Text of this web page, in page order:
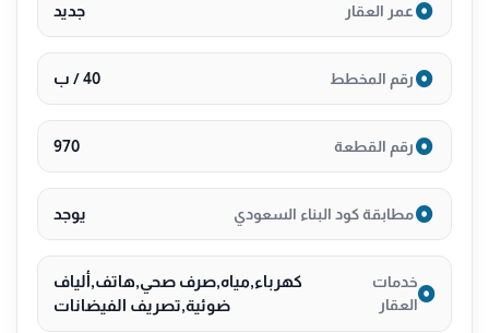
📞 للتواصل والاستفسار، اتصل الآن 0530089755
عمر العقار جديد
رقم المخطط 40 / ب
رقم القطعة 970
مطابقة كود البناء السعودي يوجد
خدمات
العقار
كهرباء,مياه,صرف صحي,هاتف,ألياف
ضوئية,تصريف الفيضانات